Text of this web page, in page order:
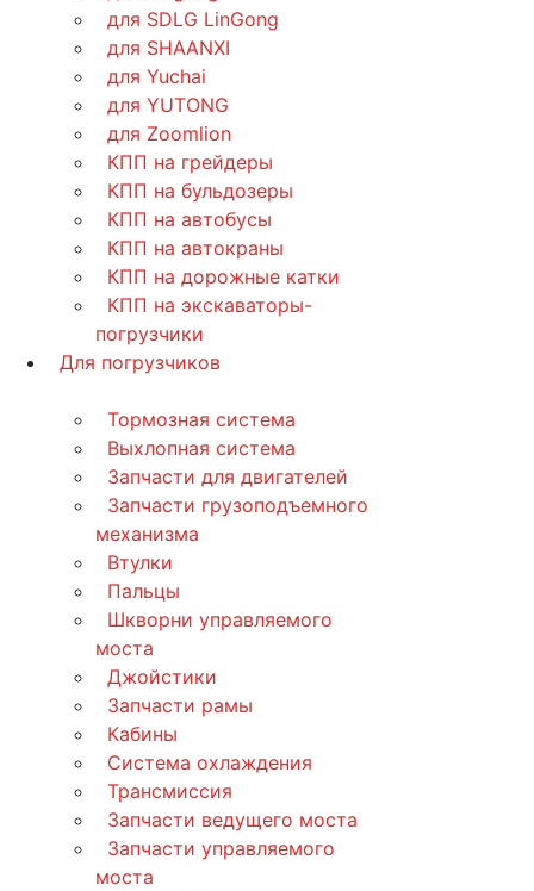
для SDLG LinGong
для SHAANXI
для Yuchai
для YUTONG
для Zoomlion
КПП на грейдеры
КПП на бульдозеры
КПП на автобусы
КПП на автокраны
КПП на дорожные катки
КПП на экскаваторы-
погрузчики
Для погрузчиков
Тормозная система
Выхлопная система
Запчасти для двигателей
Запчасти грузоподъемного
механизма
Втулки
Пальцы
Шкворни управляемого
моста
Джойстики
Запчасти рамы
Кабины
Система охлаждения
Трансмиссия
Запчасти ведущего моста
Запчасти управляемого
моста